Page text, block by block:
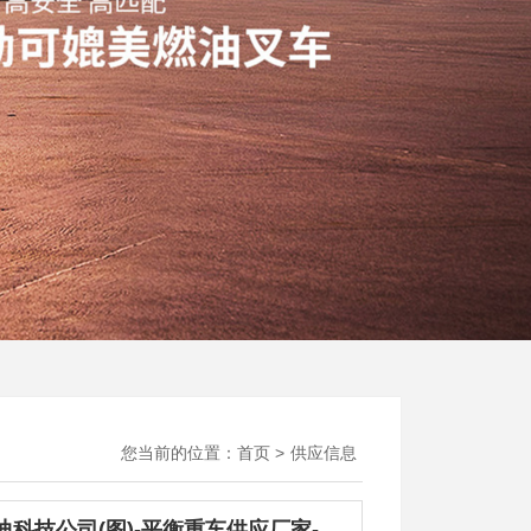
您当前的位置： 首页 > 供应信息